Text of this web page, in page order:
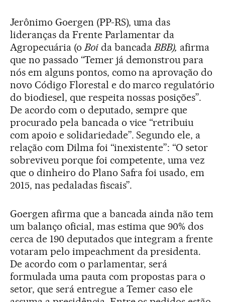
Jerônimo Goergen (PP-RS), uma das
lideranças da Frente Parlamentar da
Agropecuária (oBoida bancadaBBB), afirma
que no passado “Temer já demonstrou para
nós em alguns pontos, como na aprovação do
novo Código Florestal e do marco regulatório
do biodiesel, que respeita nossas posições”.
De acordo com o deputado, sempre que
procurado pela bancada o vice “retribuiu
com apoio e solidariedade”. Segundo ele, a
relação com Dilma foi “inexistente”: “O setor
sobreviveu porque foi competente, uma vez
que o dinheiro do Plano Safra foi usado, em
2015, nas pedaladas fiscais”.
Goergen afirma que a bancada ainda não tem
um balanço oficial, mas estima que 90% dos
cerca de 190 deputados que integram a frente
votaram pelo impeachment da presidenta.
De acordo com o parlamentar, será
formulada uma pauta com propostas para o
setor, que será entregue a Temer caso ele